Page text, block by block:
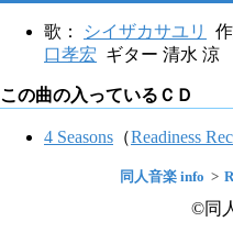
歌： シイザカサユリ
口孝宏 ギター 清水 涼
この曲の入っているＣＤ
4 Seasons （Readiness
同人音楽 info
©同